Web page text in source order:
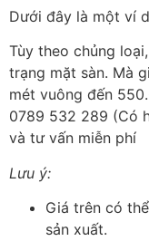
Dưới đây là một ví
Tùy theo chủng
trạng mặt sàn. Mà
mét vuông đến
0789 532 289 (Có
và tư vấn miễn phí
Lưu ý:
Giá trên có
sản xuất.